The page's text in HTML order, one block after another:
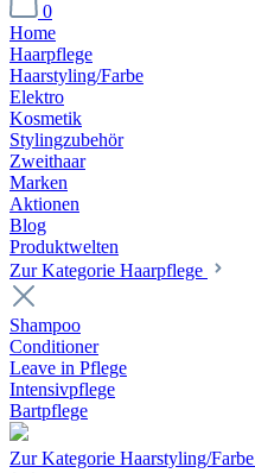
0
Home
Haarpflege
Haarstyling/Farbe
Elektro
Kosmetik
Stylingzubehör
Zweithaar
Marken
Aktionen
Blog
Produktwelten
Zur Kategorie Haarpflege
Shampoo
Conditioner
Leave in Pflege
Intensivpflege
Bartpflege
Zur Kategorie Haarstyling/Farbe